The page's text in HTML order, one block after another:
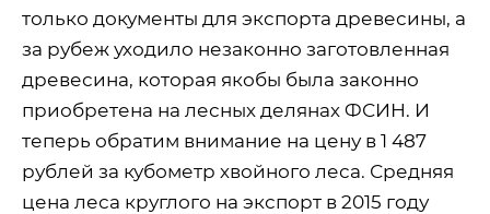
только документы для экспорта древесины, а
за рубеж уходило незаконно заготовленная
древесина, которая якобы была законно
приобретена на лесных делянах ФСИН. И
теперь обратим внимание на цену в 1 487
рублей за кубометр хвойного леса. Средняя
цена леса круглого на экспорт в 2015 году